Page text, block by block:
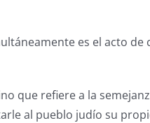
es el acto de
que refiere a la
al pueblo judío su